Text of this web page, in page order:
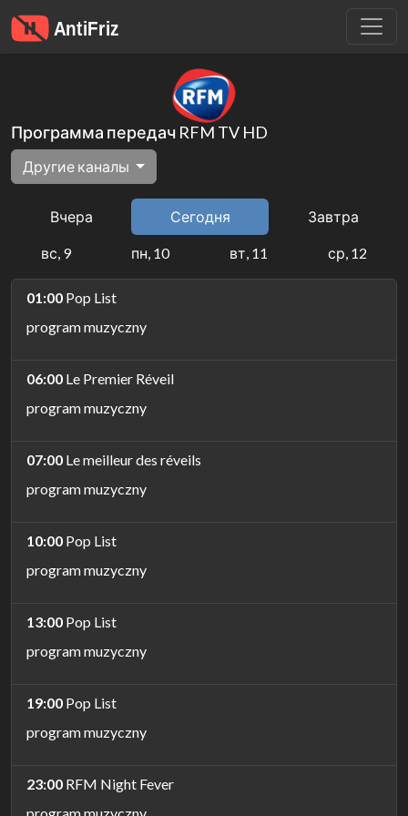
Программа передач RFM TV HD
Другие каналы
Вчера Сегодня Завтра
вс, 9 пн, 10 вт, 11 ср, 12
01:00 Pop List
program muzyczny
06:00 Le Premier Réveil
program muzyczny
07:00 Le meilleur des réveils
program muzyczny
10:00 Pop List
program muzyczny
13:00 Pop List
program muzyczny
19:00 Pop List
program muzyczny
23:00 RFM Night Fever